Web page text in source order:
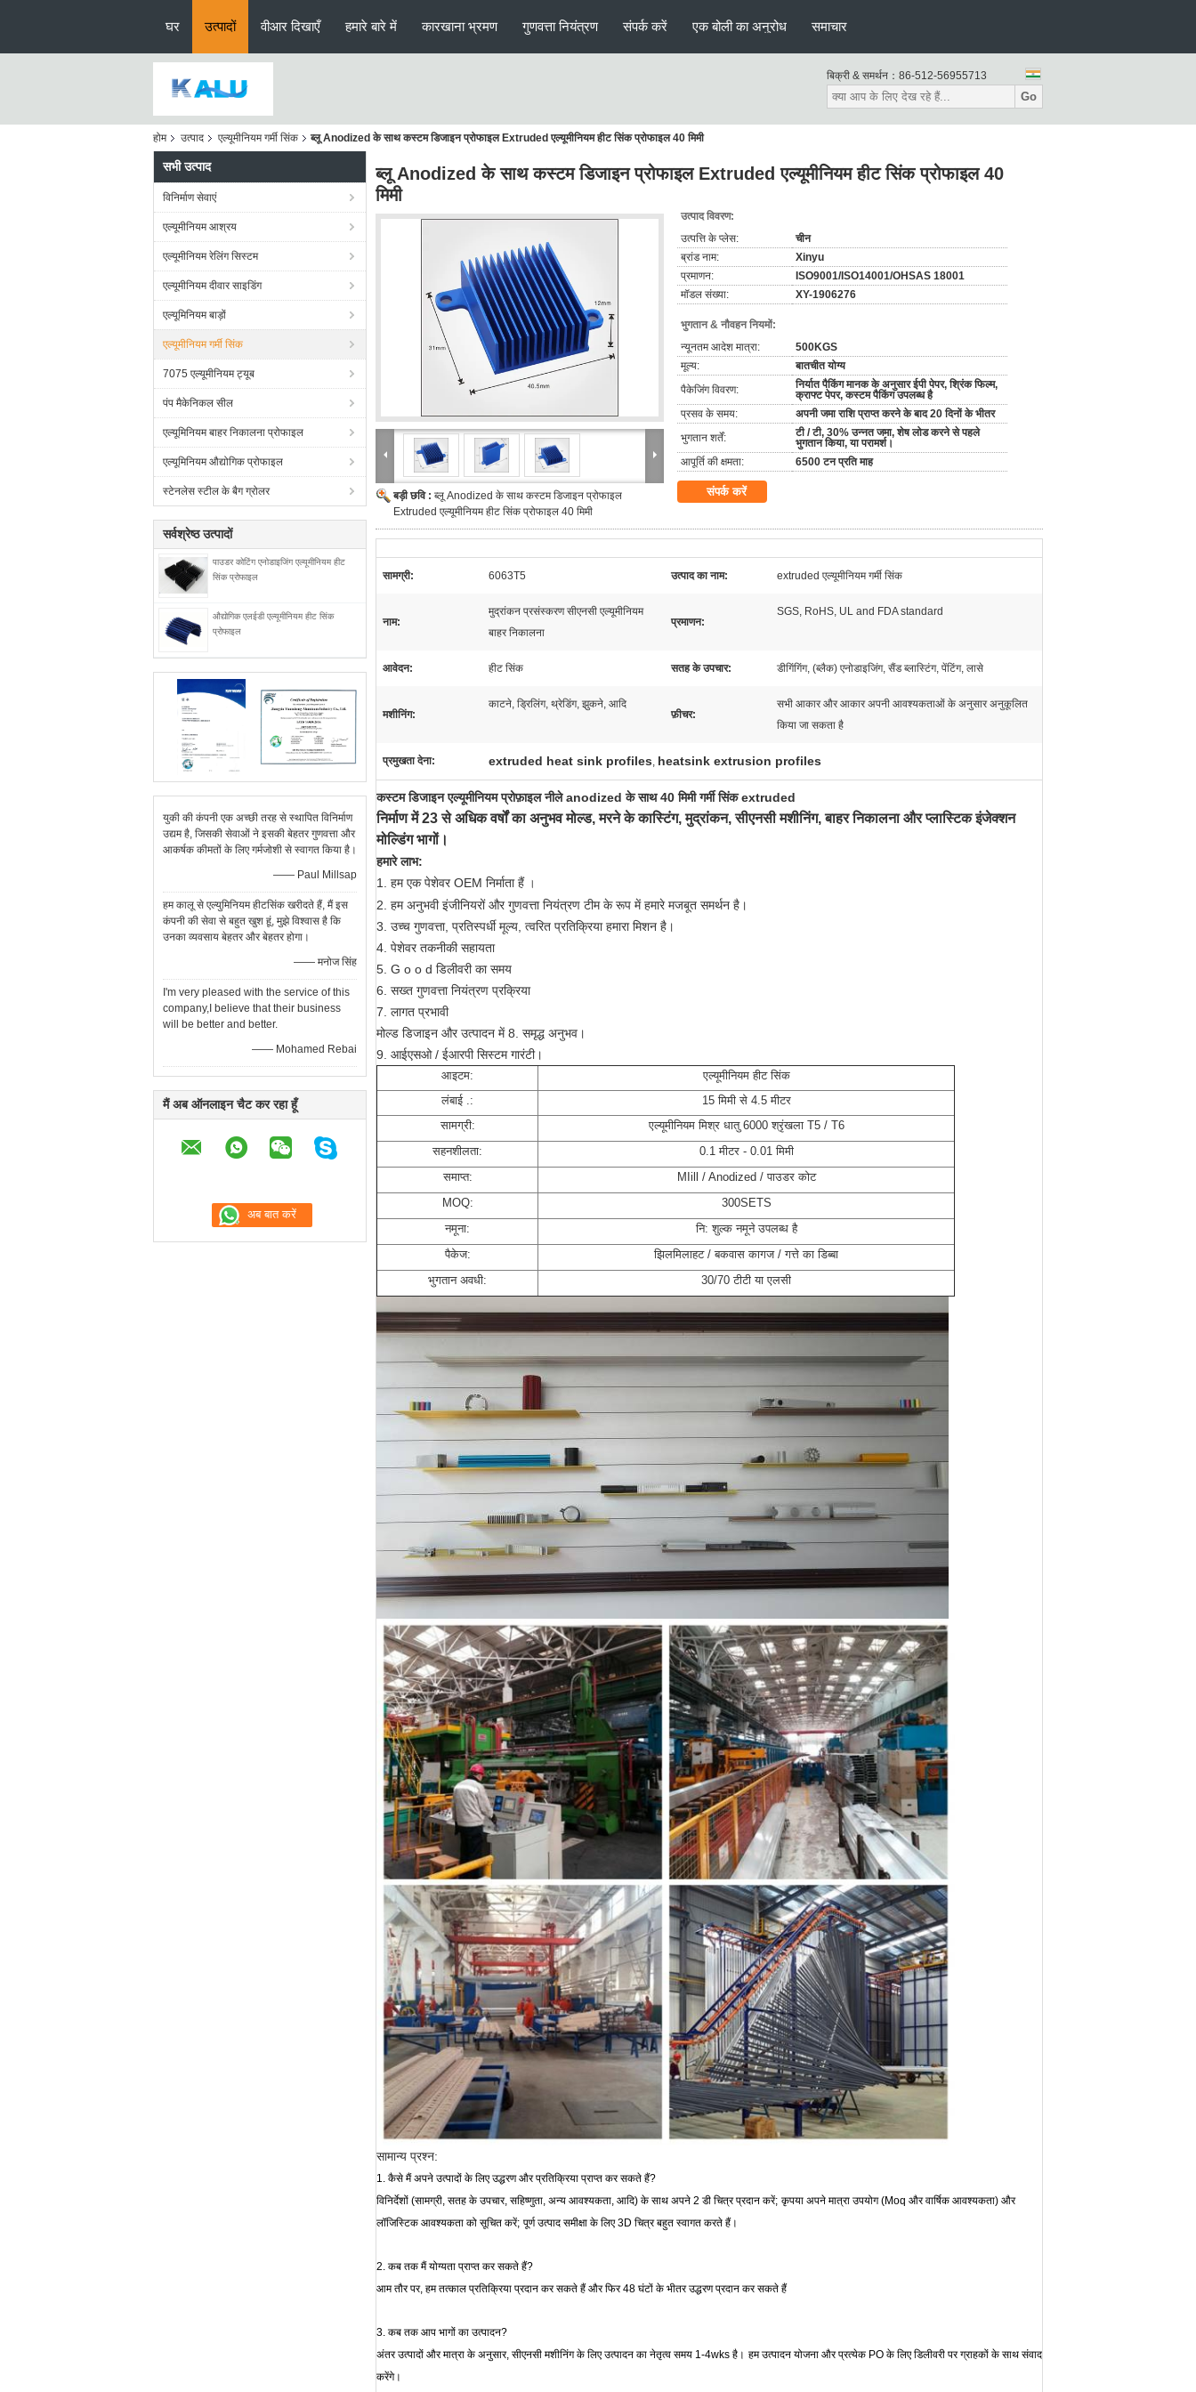
घर उत्पादों वीआर दिखाएँ हमारे बारे में कारखाना भ्रमण गुणवत्ता नियंत्रण संपर्क करें एक बोली का अनुरोध समाचार
बिक्री & समर्थन： 86-512-56955713
Go
होम उत्पाद एल्यूमीनियम गर्मी सिंक ब्लू Anodized के साथ कस्टम डिजाइन प्रोफाइल Extruded एल्यूमीनियम हीट सिंक प्रोफाइल 40 मिमी
सभी उत्पाद
विनिर्माण सेवाएं
एल्यूमीनियम आश्रय
एल्यूमीनियम रेलिंग सिस्टम
एल्यूमीनियम दीवार साइडिंग
एल्यूमिनियम बाड़ों
एल्यूमीनियम गर्मी सिंक
7075 एल्यूमीनियम ट्यूब
पंप मैकेनिकल सील
एल्यूमिनियम बाहर निकालना प्रोफाइल
एल्यूमिनियम औद्योगिक प्रोफाइल
स्टेनलेस स्टील के बैग ग्रोलर
सर्वश्रेष्ठ उत्पादों
पाउडर कोटिंग एनोडाइजिंग एल्यूमीनियम हीट
सिंक प्रोफाइल
औद्योगिक एलईडी एल्यूमीनियम हीट सिंक
प्रोफाइल
युकी की कंपनी एक अच्छी तरह से स्थापित विनिर्माण
उद्यम है, जिसकी सेवाओं ने इसकी बेहतर गुणवत्ता और
आकर्षक कीमतों के लिए गर्मजोशी से स्वागत किया है।
—— Paul Millsap
हम कालू से एल्युमिनियम हीटसिंक खरीदते हैं, मैं इस
कंपनी की सेवा से बहुत खुश हूं, मुझे विश्वास है कि
उनका व्यवसाय बेहतर और बेहतर होगा।
—— मनोज सिंह
I'm very pleased with the service of this
company,I believe that their business
will be better and better.
—— Mohamed Rebai
मैं अब ऑनलाइन चैट कर रहा हूँ
ब्लू Anodized के साथ कस्टम डिजाइन प्रोफाइल Extruded एल्यूमीनियम हीट सिंक प्रोफाइल 40
मिमी
बड़ी छवि : ब्लू Anodized के साथ कस्टम डिजाइन प्रोफाइल
Extruded एल्यूमीनियम हीट सिंक प्रोफाइल 40 मिमी
उत्पाद विवरण:
उत्पत्ति के प्लेस:
चीन
ब्रांड नाम:
Xinyu
प्रमाणन:
ISO9001/ISO14001/OHSAS 18001
मॉडल संख्या:
XY-1906276
भुगतान & नौवहन नियमों:
न्यूनतम आदेश मात्रा:
500KGS
मूल्य:
बातचीत योग्य
पैकेजिंग विवरण:
निर्यात पैकिंग मानक के अनुसार ईपी पेपर, श्रिंक फिल्म,
क्राफ्ट पेपर, कस्टम पैकिंग उपलब्ध है
प्रसव के समय:
अपनी जमा राशि प्राप्त करने के बाद 20 दिनों के भीतर
भुगतान शर्तें:
टी / टी, 30% उन्नत जमा, शेष लोड करने से पहले
भुगतान किया, या परामर्श।
आपूर्ति की क्षमता:
6500 टन प्रति माह
संपर्क करें
सामग्री: 6063T5 उत्पाद का नाम: extruded एल्यूमीनियम गर्मी सिंक
नाम:
मुद्रांकन प्रसंस्करण सीएनसी एल्यूमीनियम
बाहर निकालना
प्रमाणन:
SGS, RoHS, UL and FDA standard
आवेदन: हीट सिंक सतह के उपचार: डीगिंगिंग, (ब्लैक) एनोडाइजिंग, सैंड ब्लास्टिंग, पेंटिंग, लासे
मशीनिंग:
काटने, ड्रिलिंग, थ्रेडिंग, झुकने, आदि
फ़ीचर:
सभी आकार और आकार अपनी आवश्यकताओं के अनुसार अनुकूलित
किया जा सकता है
प्रमुखता देना: extruded heat sink profiles, heatsink extrusion profiles
कस्टम डिजाइन एल्यूमीनियम प्रोफ़ाइल नीले anodized के साथ 40 मिमी गर्मी सिंक extruded
निर्माण में 23 से अधिक वर्षों का अनुभवमोल्ड, मरने के कास्टिंग, मुद्रांकन, सीएनसी मशीनिंग, बाहर निकालना और प्लास्टिक इंजेक्शन
मोल्डिंग भागों।
हमारे लाभ:
1. हम एक पेशेवरOEM निर्माता हैं ।
2. हम अनुभवी इंजीनियरों और गुणवत्ता नियंत्रण टीम के रूप में हमारे मजबूत समर्थन है।
3. उच्च गुणवत्ता, प्रतिस्पर्धी मूल्य, त्वरित प्रतिक्रियाहमारा मिशन है।
4. पेशेवर तकनीकी सहायता
5. G o o d डिलीवरी का समय
6. सख्त गुणवत्ता नियंत्रण प्रक्रिया
7. लागत प्रभावी
मोल्ड डिजाइन और उत्पादन में 8. समृद्ध अनुभव।
9. आईएसओ / ईआरपी सिस्टम गारंटी।
आइटम:
एल्यूमीनियम हीट सिंक
लंबाई .:
15 मिमी से 4.5 मीटर
सामग्री:
एल्यूमीनियम मिश्र धातु 6000 श्रृंखला T5 / T6
सहनशीलता:
0.1 मीटर - 0.01 मिमी
समाप्त:
MIill / Anodized / पाउडर कोट
MOQ:
300SETS
नमूना:
नि: शुल्क नमूने उपलब्ध है
पैकेज:
झिलमिलाहट / बकवास कागज / गत्ते का डिब्बा
भुगतान अवधी:
30/70 टीटी या एलसी
सामान्य प्रश्न:
1. कैसे मैं अपने उत्पादों के लिए उद्धरण और प्रतिक्रिया प्राप्त कर सकते हैं?
विनिर्देशों (सामग्री, सतह के उपचार, सहिष्णुता, अन्य आवश्यकता, आदि) के साथ अपने 2 डी चित्र प्रदान करें; कृपया अपने मात्रा उपयोग (Moq और वार्षिक आवश्यकता) और
लॉजिस्टिक आवश्यकता को सूचित करें; पूर्ण उत्पाद समीक्षा के लिए 3D चित्र बहुत स्वागत करते हैं।
2. कब तक मैं योग्यता प्राप्त कर सकते हैं?
आम तौर पर, हम तत्काल प्रतिक्रिया प्रदान कर सकते हैं और फिर 48 घंटों के भीतर उद्धरण प्रदान कर सकते हैं
3. कब तक आप भागों का उत्पादन?
अंतर उत्पादों और मात्रा के अनुसार, सीएनसी मशीनिंग के लिए उत्पादन का नेतृत्व समय 1-4wks है। हम उत्पादन योजना और प्रत्येक PO के लिए डिलीवरी पर ग्राहकों के साथ संवाद
करेंगे।